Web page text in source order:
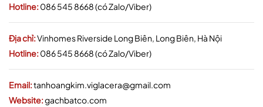
Hotline:086 545 8668 (có Zalo/Viber)
Địa chỉ:Vinhomes Riverside Long Biên, Long Biên, Hà Nội
Hotline:086 545 8668 (có Zalo/Viber)
Email:tanhoangkim.viglacera@gmail.com
Website:gachbatco.com